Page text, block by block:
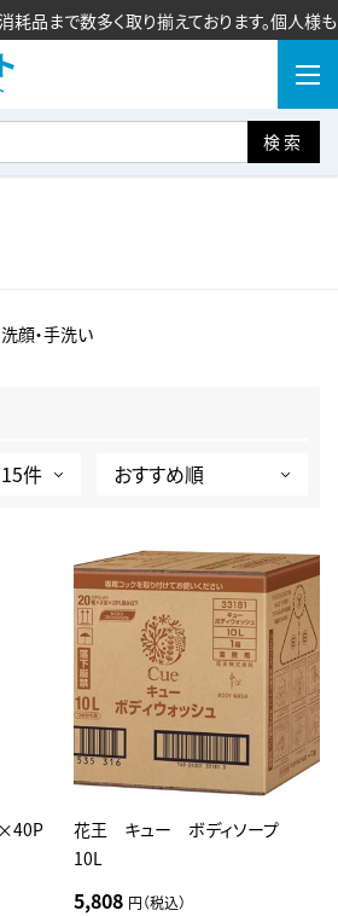
品まで数多く取り揃えております。個人様も
検索
洗顔・手洗い
花王 キュー ボディソープ
10L
5,808 円（税込）